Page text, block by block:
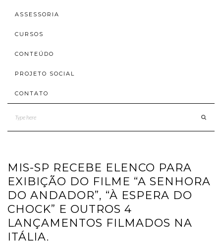
ASSESSORIA
CURSOS
CONTEÚDO
PROJETO SOCIAL
CONTATO
MIS-SP RECEBE ELENCO PARA
EXIBIÇÃO DO FILME “A SENHORA
DO ANDADOR”, “À ESPERA DO
CHOCK” E OUTROS 4
LANÇAMENTOS FILMADOS NA
ITÁLIA.